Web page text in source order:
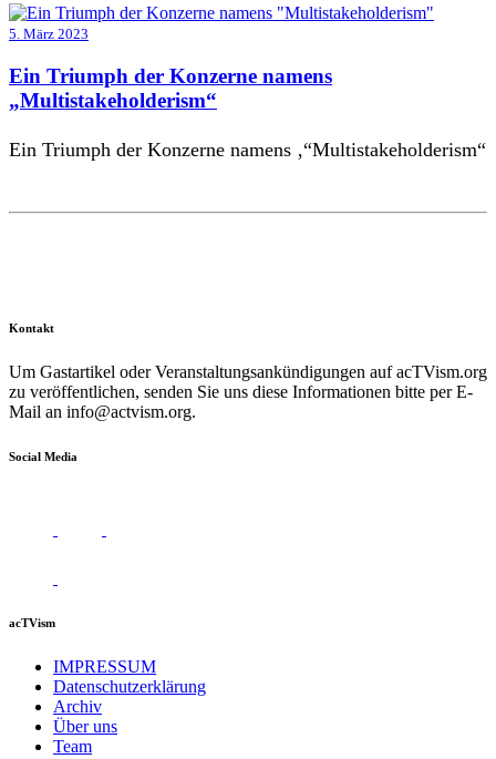
5. März 2023
Ein Triumph der Konzerne namens
„Multistakeholderism“
Ein Triumph der Konzerne namens ‚“Multistakeholderism“
Kontakt
Um Gastartikel oder Veranstaltungsankündigungen auf acTVism.org
zu veröffentlichen, senden Sie uns diese Informationen bitte per E-
Mail an info@actvism.org.
Social Media
acTVism
IMPRESSUM
Datenschutzerklärung
Archiv
Über uns
Team